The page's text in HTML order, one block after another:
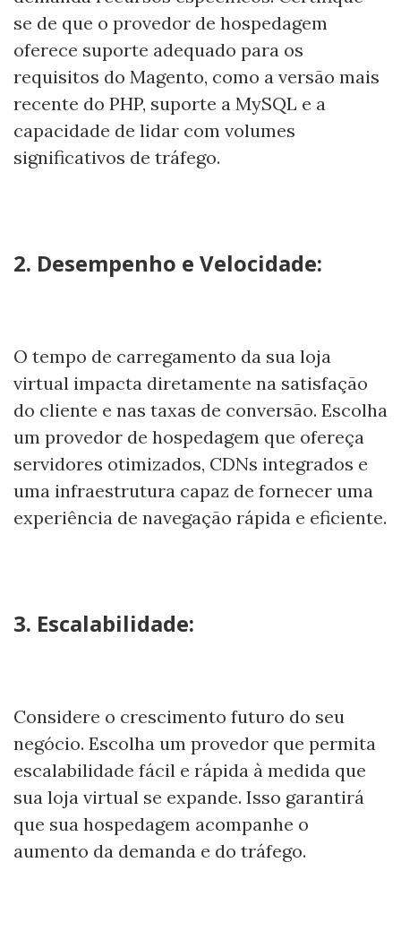
se de que o provedor de hospedagem
oferece suporte adequado para os
requisitos do Magento, como a versão mais
recente do PHP, suporte a MySQL e a
capacidade de lidar com volumes
significativos de tráfego.
2. Desempenho e Velocidade:
O tempo de carregamento da sua loja
virtual impacta diretamente na satisfação
do cliente e nas taxas de conversão. Escolha
um provedor de hospedagem que ofereça
servidores otimizados, CDNs integrados e
uma infraestrutura capaz de fornecer uma
experiência de navegação rápida e eficiente.
3. Escalabilidade:
Considere o crescimento futuro do seu
negócio. Escolha um provedor que permita
escalabilidade fácil e rápida à medida que
sua loja virtual se expande. Isso garantirá
que sua hospedagem acompanhe o
aumento da demanda e do tráfego.